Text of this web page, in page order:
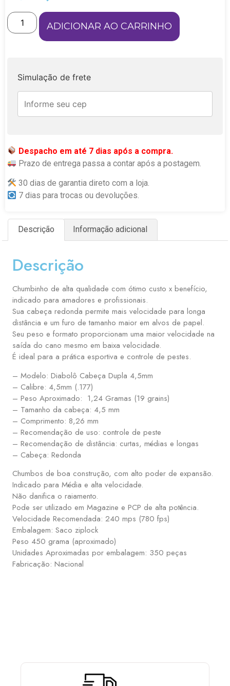
ADICIONAR AO CARRINHO
Simulação de frete
Despacho em até 7 dias após a compra.
Prazo de entrega passa a contar após a postagem.
30 dias de garantia direto com a loja.
7 dias para trocas ou devoluções.
Descrição Informação adicional
Descrição
​Chumbinho de alta qualidade com ótimo custo x benefício,
indicado para amadores e profissionais.
​Sua cabeça redonda permite mais velocidade para longa
distância e um furo de tamanho maior em alvos de papel.
​Seu peso e formato proporcionam uma maior velocidade na
saída do cano mesmo em baixa velocidade.
​É ideal para a prática esportiva e controle de pestes.
– Modelo: Diabolô Cabeça Dupla 4,5mm
– Calibre: 4,5mm (.177)
– Peso Aproximado: 1,24 Gramas (19 grains)
– Tamanho da cabeça: 4,5 mm
– Comprimento: 8,26 mm
– Recomendação de uso: controle de peste
– Recomendação de distância: curtas, médias e longas
– Cabeça: Redonda
Chumbos de boa construção, com alto poder de expansão.
Indicado para Média e alta velocidade.
Não danifica o raiamento.
Pode ser utilizado em Magazine e PCP de alta potência.
Velocidade Recomendada: 240 mps (780 fps)
Embalagem: Saco ziplock
Peso 450 grama (aproximado)
Unidades Aproximadas por embalagem: 350 peças
Fabricação: Nacional